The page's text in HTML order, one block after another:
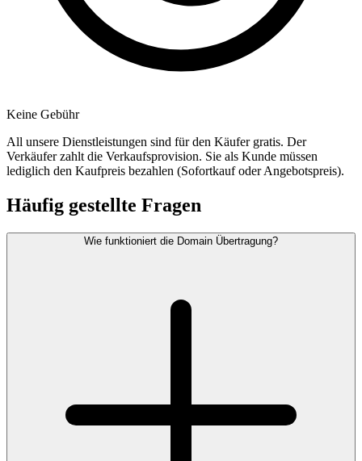
Keine Gebühr
All unsere Dienstleistungen sind für den Käufer gratis. Der
Verkäufer zahlt die Verkaufsprovision. Sie als Kunde müssen
lediglich den Kaufpreis bezahlen (Sofortkauf oder Angebotspreis).
Häufig gestellte Fragen
Wie funktioniert die Domain Übertragung?